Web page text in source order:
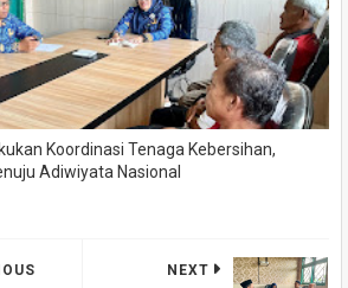
Koordinasi Tenaga Kebersihan,
Adiwiyata Nasional
NEXT